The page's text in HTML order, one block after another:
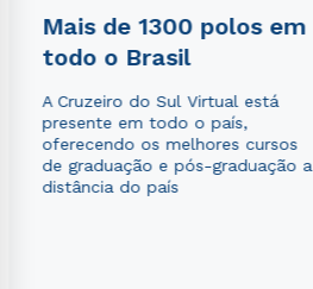
Mais de 1300 polos em
todo o Brasil
A Cruzeiro do Sul Virtual está
presente em todo o país,
oferecendo os melhores cursos
de graduação e pós-graduação a
distância do país